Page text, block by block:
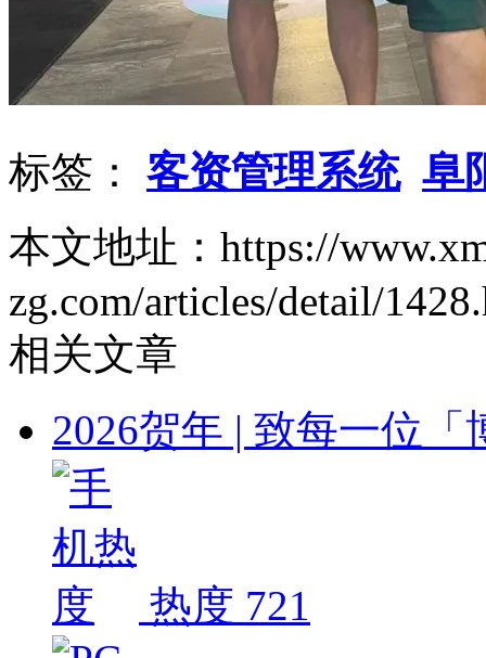
标签： 客资管理系统 阜
本文地址：https://
zg.com/articles/detail/
相关文章
2026贺年 | 致每一位
热度 721